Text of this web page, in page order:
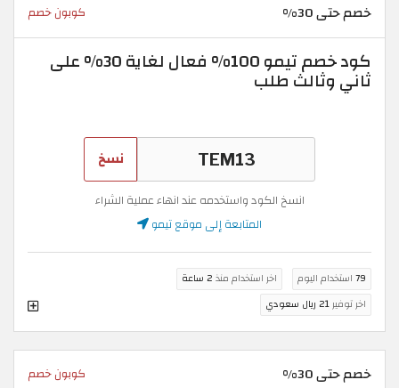
خصم حتى 30% كوبون خصم
كود خصم تيمو 100% فعال لغاية 30% على
ثاني وثالث طلب
نسخ
انسخ الكود واستخدمه عند انهاء عملية الشراء
المتابعة إلى موقع تيمو
79 استخدام اليوم اخر استخدام منذ 2 ساعة
اخر توفير21 ريال سعودي
خصم حتى 30% كوبون خصم